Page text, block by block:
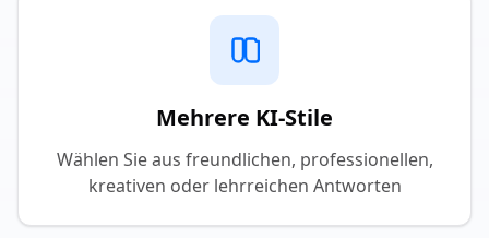
Mehrere KI-Stile
Wählen Sie aus freundlichen, professionellen,
kreativen oder lehrreichen Antworten